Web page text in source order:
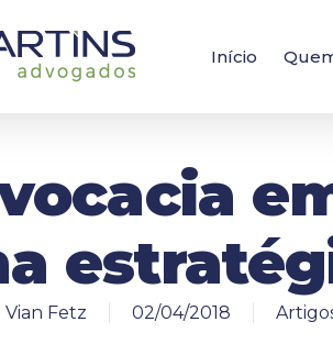
Início
Fetz 02/04/2018